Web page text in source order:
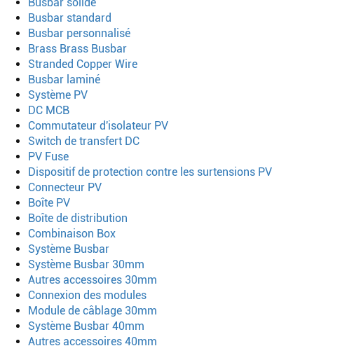
Busbar standard
Busbar personnalisé
Brass Brass Busbar
Stranded Copper Wire
Busbar laminé
Système PV
DC MCB
Commutateur d'isolateur PV
Switch de transfert DC
PV Fuse
Dispositif de protection contre les surtensions PV
Connecteur PV
Boîte PV
Boîte de distribution
Combinaison Box
Système Busbar
Système Busbar 30mm
Autres accessoires 30mm
Connexion des modules
Module de câblage 30mm
Système Busbar 40mm
Autres accessoires 40mm